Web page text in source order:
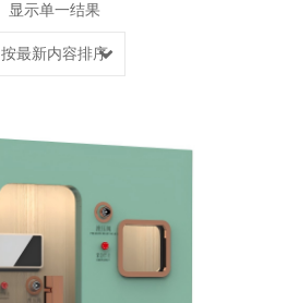
显示单一结果
按最新内容排序